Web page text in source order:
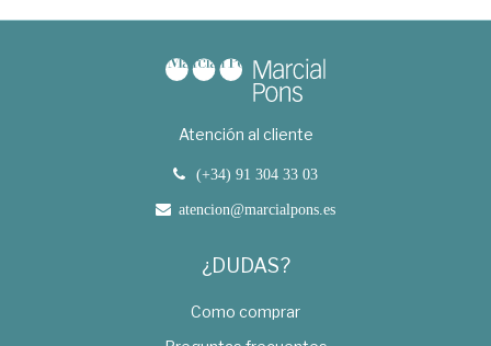
Atención al cliente
(+34) 91 304 33 03
atencion@marcialpons.es
¿DUDAS?
Como comprar